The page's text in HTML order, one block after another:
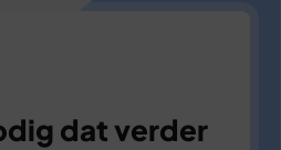
dat verder